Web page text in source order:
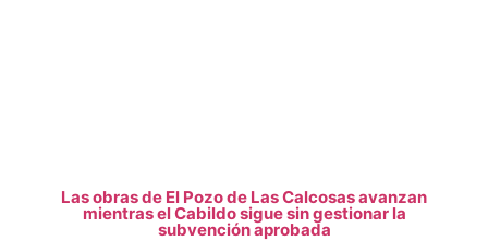
Las obras de El Pozo de Las Calcosas avanzan
mientras el Cabildo sigue sin gestionar la
subvención aprobada